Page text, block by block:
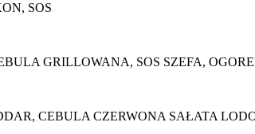
SOS
GRILLOWANA, SOS SZEFA,
CEBULA CZERWONA SAŁATA